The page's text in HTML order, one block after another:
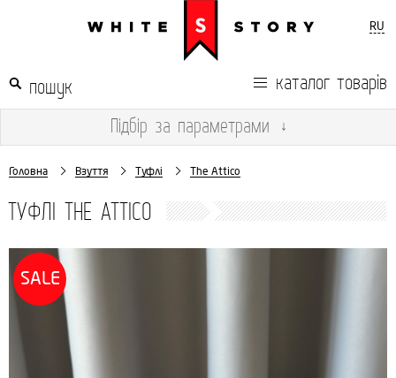
RU
каталог товарів
Підбір за параметрами ↓
Головна Взуття Туфлі The Attico
ТУФЛІ THE ATTICO
SALE